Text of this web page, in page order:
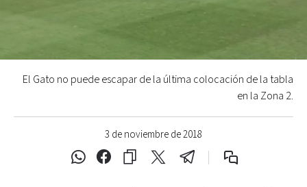
3 de noviembre de 2018
El Gato no puede escapar de la última colocación de la tabla
en la Zona 2.